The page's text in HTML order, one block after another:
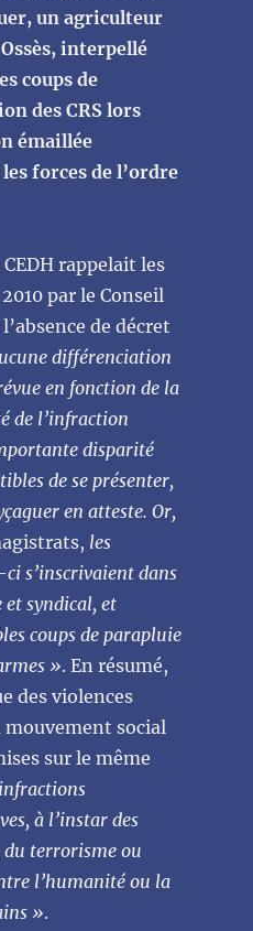
un agriculteur
interpellé
coups de
des CRS lors
émaillée
les forces de l’ordre
CEDH rappelait les
par le Conseil
de décret
différenciation
en fonction de la
de l’infraction
disparité
de se présenter,
en atteste. Or,
les
s’inscrivaient dans
syndical, et
coups de parapluie
». En résumé,
des violences
mouvement social
sur le même
à l’instar des
du terrorisme ou
l’humanité ou la
».